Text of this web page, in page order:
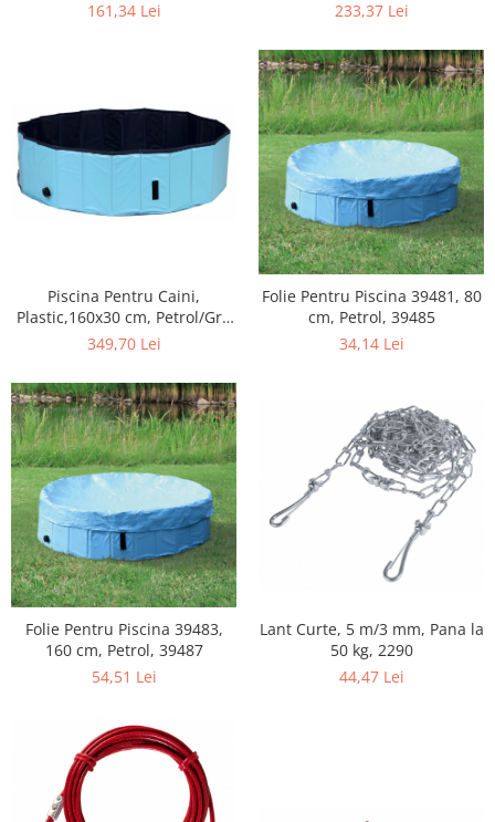
39481
161,34 Lei 39482
233,37 Lei
Piscina Pentru Caini,
Plastic,160x30 cm, Petrol/Gri,
39483
349,70 Lei
Folie Pentru Piscina 39481, 80
cm, Petrol, 39485
34,14 Lei
Folie Pentru Piscina 39483,
160 cm, Petrol, 39487
54,51 Lei
Lant Curte, 5 m/3 mm, Pana la
50 kg, 2290
44,47 Lei